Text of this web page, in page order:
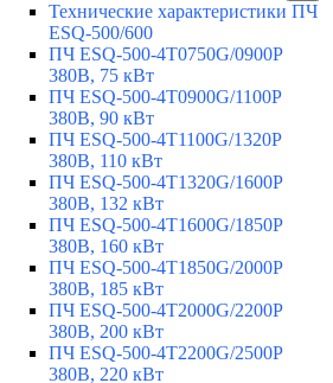
Технические характеристики ПЧ
ESQ-500/600
ПЧ ESQ-500-4T0750G/0900P
380В, 75 кВт
ПЧ ESQ-500-4T0900G/1100P
380В, 90 кВт
ПЧ ESQ-500-4T1100G/1320P
380В, 110 кВт
ПЧ ESQ-500-4T1320G/1600P
380В, 132 кВт
ПЧ ESQ-500-4T1600G/1850P
380В, 160 кВт
ПЧ ESQ-500-4T1850G/2000P
380В, 185 кВт
ПЧ ESQ-500-4T2000G/2200P
380В, 200 кВт
ПЧ ESQ-500-4T2200G/2500P
380В, 220 кВт